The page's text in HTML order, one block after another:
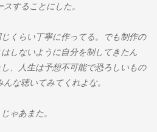
することにした。
くらい丁寧に作ってる。でも制作の
しないように自分を制してきたん
、人生は予想不可能で恐ろしいもの
な聴いてみてくれよな。
ゃあまた。